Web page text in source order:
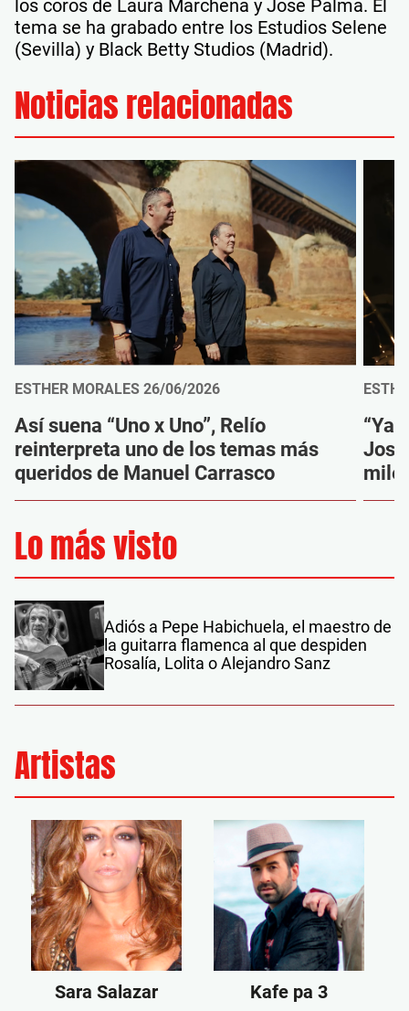
los coros de Laura Marchena y José Palma. El
tema se ha grabado entre los Estudios Selene
(Sevilla) y Black Betty Studios (Madrid).
Noticias relacionadas
ESTHER MORALES 26/06/2026
Así suena “Uno x Uno”, Relío
reinterpreta uno de los temas más
queridos de Manuel Carrasco
“Ya
Lo más visto
Adiós a Pepe Habichuela, el maestro de
la guitarra flamenca al que despiden
Rosalía, Lolita o Alejandro Sanz
Artistas
Sara Salazar Kafe pa 3